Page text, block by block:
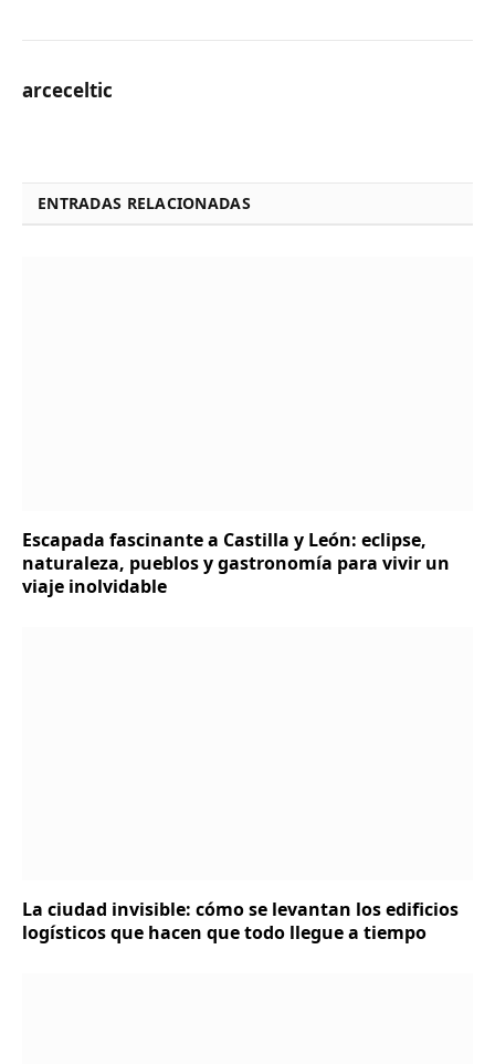
arceceltic
ENTRADAS RELACIONADAS
Escapada fascinante a Castilla y León: eclipse,
naturaleza, pueblos y gastronomía para vivir un
viaje inolvidable
La ciudad invisible: cómo se levantan los edificios
logísticos que hacen que todo llegue a tiempo